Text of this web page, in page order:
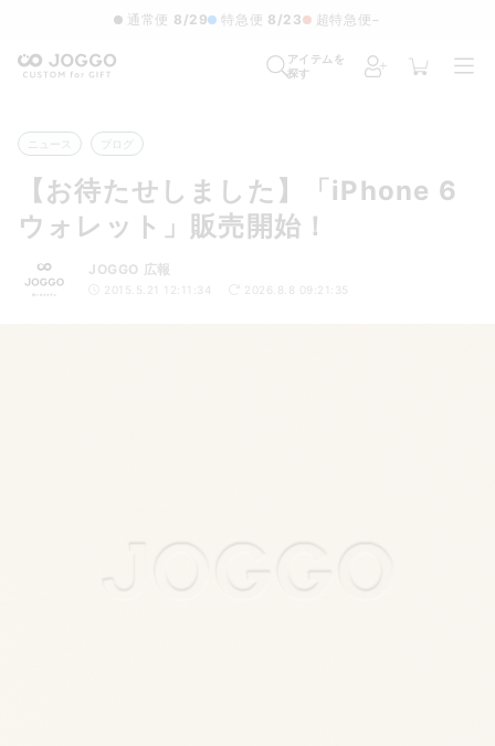
通常便 8/29 特急便 8/23 超特急便−
アイテムを
探す
ニュース ブログ
【お待たせしました】「iPhone 6
ウォレット」販売開始！
JOGGO 広報
2015.5.21 12:11:34 2026.8.8 09:21:35